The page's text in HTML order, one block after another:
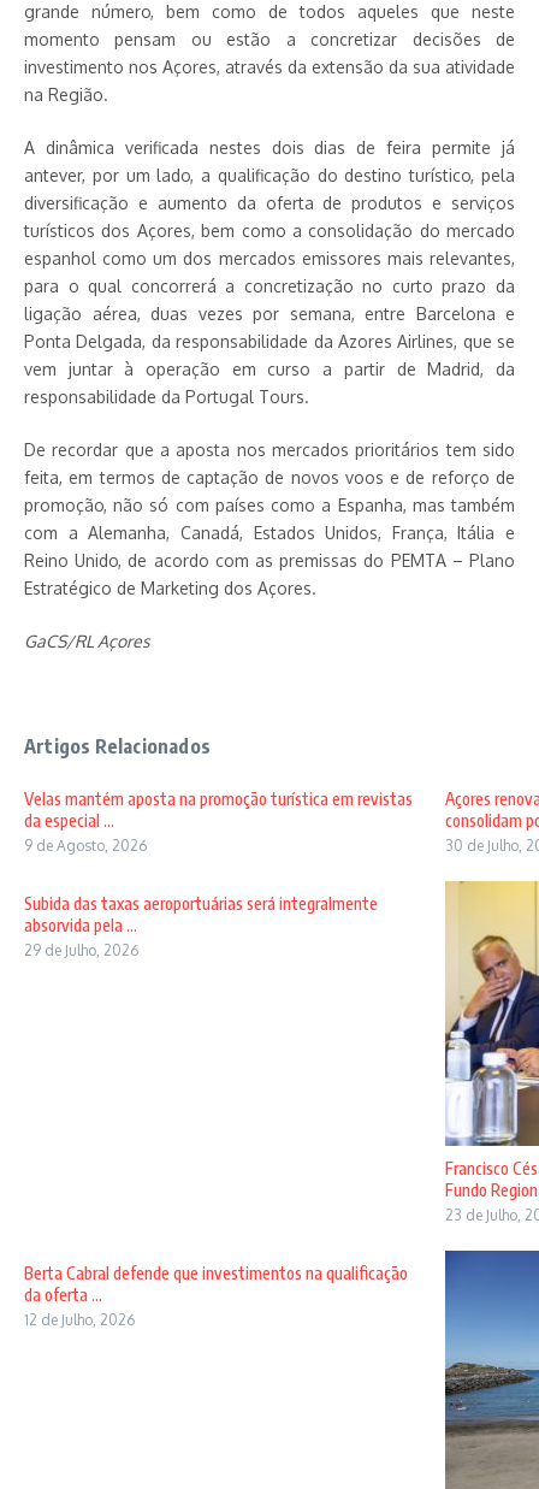
grande número, bem como de todos aqueles que neste
momento pensam ou estão a concretizar decisões de
investimento nos Açores, através da extensão da sua atividade
na Região.
A dinâmica verificada nestes dois dias de feira permite já
antever, por um lado, a qualificação do destino turístico, pela
diversificação e aumento da oferta de produtos e serviços
turísticos dos Açores, bem como a consolidação do mercado
espanhol como um dos mercados emissores mais relevantes,
para o qual concorrerá a concretização no curto prazo da
ligação aérea, duas vezes por semana, entre Barcelona e
Ponta Delgada, da responsabilidade da Azores Airlines, que se
vem juntar à operação em curso a partir de Madrid, da
responsabilidade da Portugal Tours.
De recordar que a aposta nos mercados prioritários tem sido
feita, em termos de captação de novos voos e de reforço de
promoção, não só com países como a Espanha, mas também
com a Alemanha, Canadá, Estados Unidos, França, Itália e
Reino Unido, de acordo com as premissas do PEMTA – Plano
Estratégico de Marketing dos Açores.
GaCS/RL Açores
Artigos Relacionados
Velas mantém aposta na promoção turística em revistas
da especial ...
9 de Agosto, 2026
Açores
consolidam
30 de Julho,
Subida das taxas aeroportuárias será integralmente
absorvida pela ...
29 de Julho, 2026
Francisco
Fundo
23 de Julho,
Berta Cabral defende que investimentos na qualificação
da oferta ...
12 de Julho, 2026